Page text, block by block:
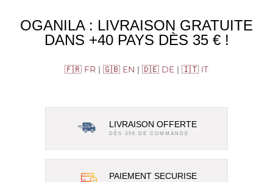
OGANILA : LIVRAISON GRATUITE
DANS +40 PAYS DÈS 35 € !
🇫🇷 FR | 🇬🇧 EN | 🇩🇪 DE | 🇮🇹 IT
LIVRAISON OFFERTE
DÈS 35€ DE COMMANDE
PAIEMENT SECURISE